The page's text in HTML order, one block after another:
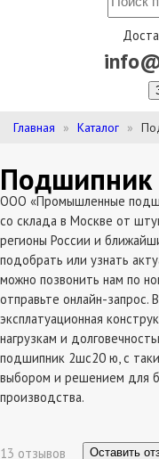
Главная Каталог
ООО «Промышленные
со склада в Москве от
регионы России и
подобрать или узнать
можно позвонить нам по
отправьте онлайн-запрос.
эксплатуационная
нагрузкам и
подшипник 2шс20 ю, с
выбором и решением для
производства.
13 отзывов